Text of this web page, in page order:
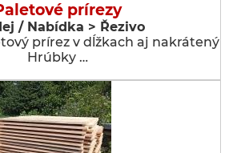
prírezy
/ Nabídka > Řezivo
prírez v dĺžkach aj nakrátený
Hrúbky …